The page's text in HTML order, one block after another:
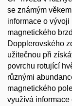
se známým
informace o
magnetického
Dopplerovského
užitečnou při
povrchu rotující
různými
magnetického
využívá informace